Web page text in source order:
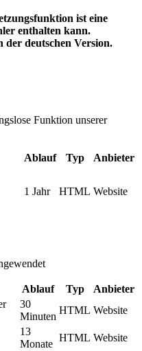
ist eine
enthalten kann.
deutschen Version.
Funktion unserer
Ablauf Typ Anbieter
1 Jahr HTML Website
Ablauf Typ
Anbieter
30
Minuten
HTML Website
13
Monate
HTML Website